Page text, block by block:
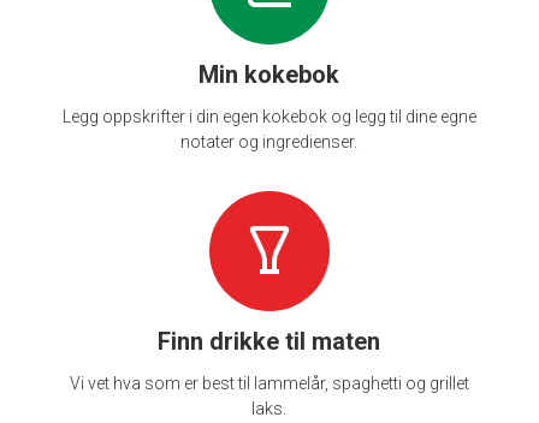
Min kokebok
Legg oppskrifter i din egen kokebok og legg til dine egne
notater og ingredienser.
Finn drikke til maten
Vi vet hva som er best til lammelår, spaghetti og grillet
laks.